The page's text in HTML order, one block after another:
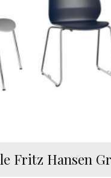
Fritz Hansen